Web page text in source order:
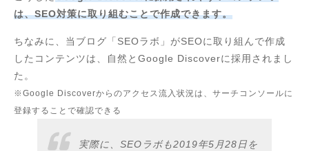
は、SEO対策に取り組むことで作成できます。
ちなみに、当ブログ「SEOラボ」がSEOに取り組んで作成
したコンテンツは、自然とGoogle Discoverに採用されまし
た。
※Google Discoverからのアクセス流入状況は、サーチコンソールに
登録することで確認できる
実際に、SEOラボも2019年5月28日を